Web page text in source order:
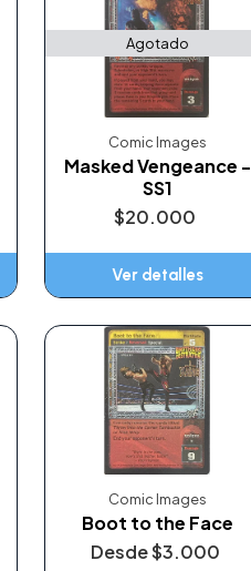
Agotado
Comic Images
Masked Vengeance -
SS1
$20.000
Ver detalles
Comic Images
Boot to the Face
Desde$3.000